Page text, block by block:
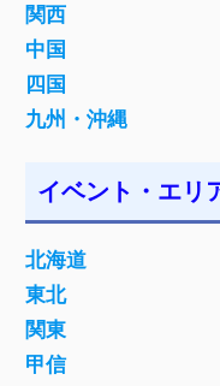
関西
中国
四国
九州・沖縄
イベント・エリ
北海道
東北
関東
甲信